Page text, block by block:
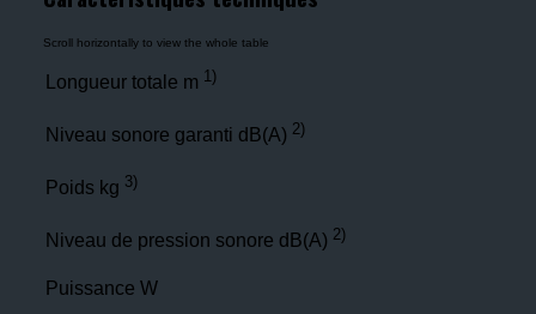
Longueur totale m 1)
Niveau sonore garanti dB(A) 2)
Poids kg 3)
Niveau de pression sonore dB(A) 2)
Puissance W